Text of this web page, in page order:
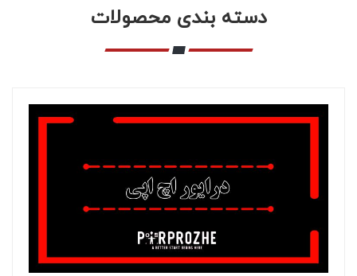
دسته بندی محصولات